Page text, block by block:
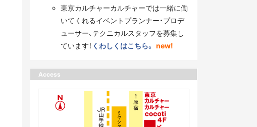
東京カルチャーカルチャーでは一緒に働
いてくれるイベントプランナー・プロデ
ューサー、テクニカルスタッフを募集し
ています！ くわしくはこちら。 new!
Access